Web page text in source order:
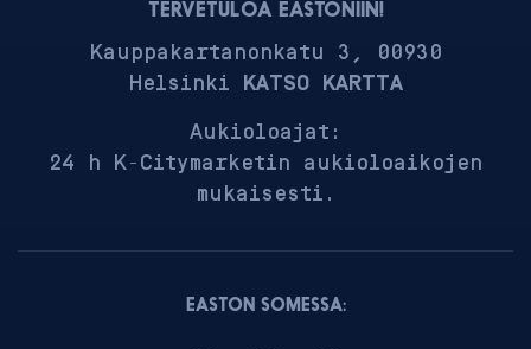
TERVETULOA EASTONIIN!
Kauppakartanonkatu 3, 00930
Helsinki KATSO KARTTA
Aukioloajat:
24 h K-Citymarketin aukioloaikojen
mukaisesti.
EASTON SOMESSA: